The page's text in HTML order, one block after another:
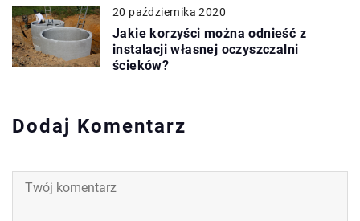
20 października 2020
Jakie korzyści można odnieść z
instalacji własnej oczyszczalni
ścieków?
Dodaj Komentarz